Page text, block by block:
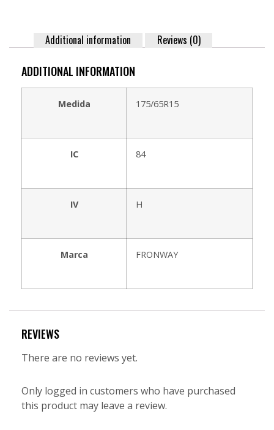
Additional information Reviews (0)
ADDITIONAL INFORMATION
Medida 175/65R15
IC 84
IV H
Marca FRONWAY
REVIEWS
There are no reviews yet.
Only logged in customers who have purchased
this product may leave a review.